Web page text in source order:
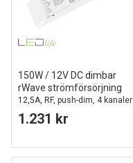
150W / 12V DC dimbar
rWave strömförsörjning
12,5A, RF, push-dim, 4 kanaler
1.231 kr